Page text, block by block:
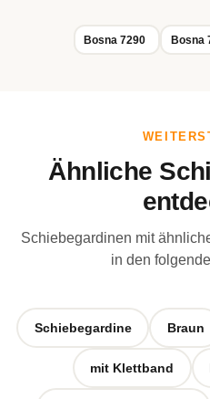
Bosna 7290 Bosna
Ähnliche
Schiebegardinen mit
in den
Schiebegardine Braun
mit Klettband